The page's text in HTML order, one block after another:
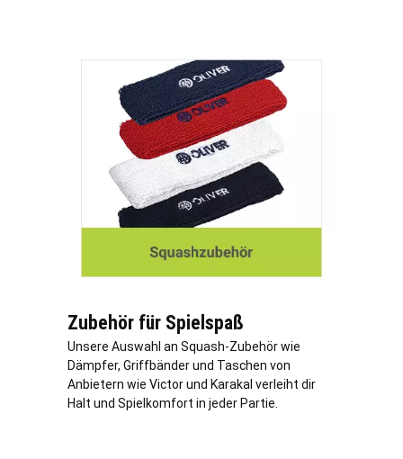
Zubehör für Spielspaß
Unsere Auswahl an Squash-Zubehör wie
Dämpfer, Griffbänder und Taschen von
Anbietern wie Victor und Karakal verleiht dir
Halt und Spielkomfort in jeder Partie.